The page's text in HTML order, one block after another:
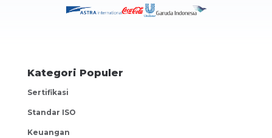
Kategori Populer
Sertifikasi
Standar ISO
Keuangan